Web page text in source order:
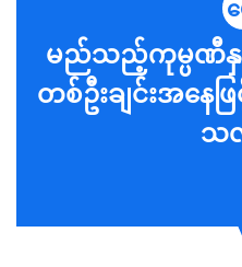
မည်သည့်ကုမ္ပဏီနှ
တစ်ဦးချင်းအနေဖ
သ